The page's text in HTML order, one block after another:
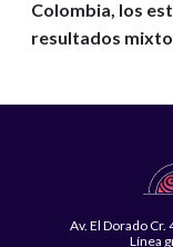
Colombia, los
resultados
Av. El Dorado
Línea